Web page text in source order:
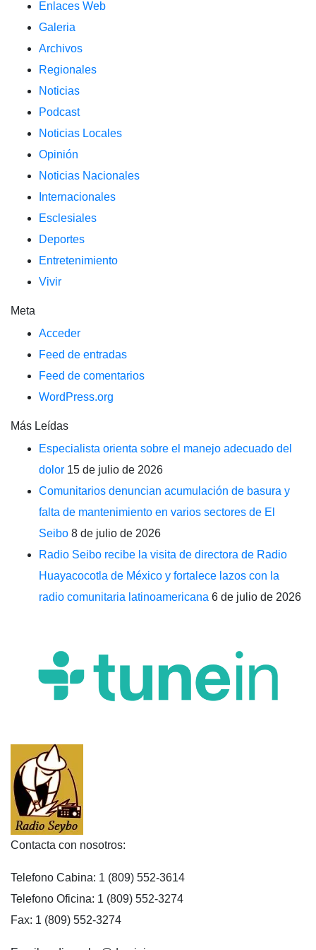
Enlaces Web
Galeria
Archivos
Regionales
Noticias
Podcast
Noticias Locales
Opinión
Noticias Nacionales
Internacionales
Esclesiales
Deportes
Entretenimiento
Vivir
Meta
Acceder
Feed de entradas
Feed de comentarios
WordPress.org
Más Leídas
Especialista orienta sobre el manejo adecuado del
dolor 15 de julio de 2026
Comunitarios denuncian acumulación de basura y
falta de mantenimiento en varios sectores de El
Seibo 8 de julio de 2026
Radio Seibo recibe la visita de directora de Radio
Huayacocotla de México y fortalece lazos con la
radio comunitaria latinoamericana 6 de julio de 2026
Contacta con nosotros:
Telefono Cabina: 1 (809) 552-3614
Telefono Oficina: 1 (809) 552-3274
Fax: 1 (809) 552-3274